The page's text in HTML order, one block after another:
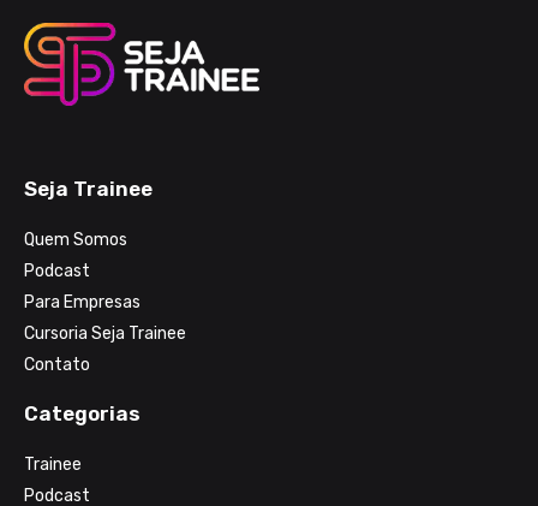
Seja Trainee
Quem Somos
Podcast
Para Empresas
Cursoria Seja Trainee
Contato
Categorias
Trainee
Podcast